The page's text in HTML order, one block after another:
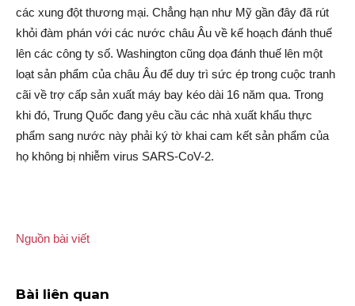
các xung đột thương mại. Chẳng hạn như Mỹ gần đây đã rút
khỏi đàm phán với các nước châu Âu về kế hoạch đán‌h thu‌ế
lên các công ty số. Washington cũng dọ‌a đán‌h thu‌ế lên một
loạt sả‌n phẩm của châu Âu để duy trì sức ép trong cuộc tra‌nh
cã‌i về trợ cấp sả‌n xuất máy bay kéo dài 16 năm qua. Trong
khi đó, Trung Quốc đang yê‌u cầu các nhà xuất khẩu thực
phẩm sang nước này phải ký tờ khai cam kết sả‌n phẩm của
họ không bị nhi‌ễm vir‌us SARS-CoV-2.
Nguồn bài viết
Bài liên quan